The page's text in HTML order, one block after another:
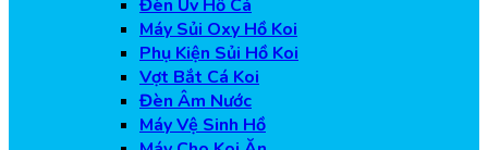
Đèn Uv Hồ Cá
Máy Sủi Oxy Hồ Koi
Phụ Kiện Sủi Hồ Koi
Vợt Bắt Cá Koi
Đèn Âm Nước
Máy Vệ Sinh Hồ